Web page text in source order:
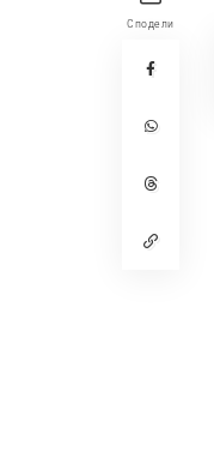
Сподели